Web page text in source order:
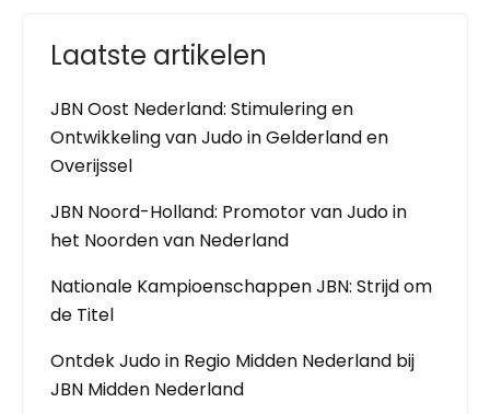
Laatste artikelen
JBN Oost Nederland: Stimulering en
Ontwikkeling van Judo in Gelderland en
Overijssel
JBN Noord-Holland: Promotor van Judo in
het Noorden van Nederland
Nationale Kampioenschappen JBN: Strijd om
de Titel
Ontdek Judo in Regio Midden Nederland bij
JBN Midden Nederland